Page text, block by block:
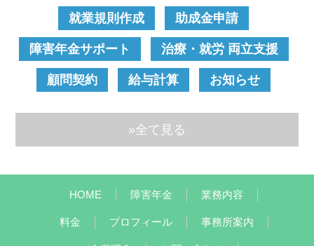
就業規則作成 助成金申請
障害年金サポート 治療・就労 両立支援
顧問契約 給与計算 お知らせ
»全て見る
HOME 障害年金 業務内容
料金 プロフィール 事務所案内